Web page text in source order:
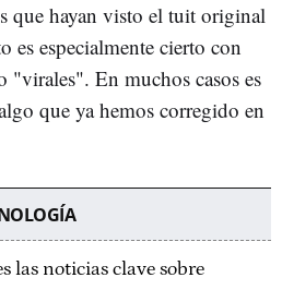
que hayan visto el tuit original
es especialmente cierto con
"virales". En muchos casos es
que ya hemos corregido en
las noticias clave sobre